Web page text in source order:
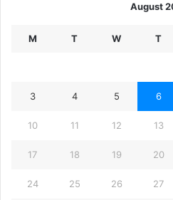
August
M T W T
3 4 5 6
10 11 12 13
17 18 19 20
24 25 26 27